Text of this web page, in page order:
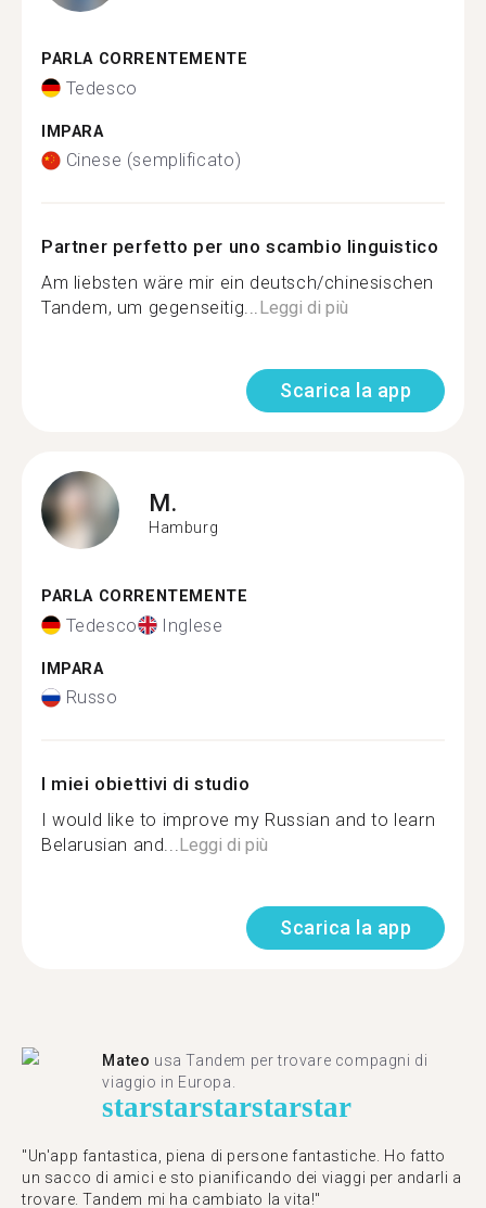
PARLA CORRENTEMENTE
Tedesco
IMPARA
Cinese (semplificato)
Partner perfetto per uno scambio linguistico
Am liebsten wäre mir ein deutsch/chinesischen
Tandem, um gegenseitig...Leggi di più
Scarica la app
M.
Hamburg
PARLA CORRENTEMENTE
Tedesco Inglese
IMPARA
Russo
I miei obiettivi di studio
I would like to improve my Russian and to learn
Belarusian and...Leggi di più
Scarica la app
Mateo usa Tandem per trovare compagni di
viaggio in Europa.
starstarstarstarstar
"Un'app fantastica, piena di persone fantastiche. Ho fatto
un sacco di amici e sto pianificando dei viaggi per andarli a
trovare. Tandem mi ha cambiato la vita!"